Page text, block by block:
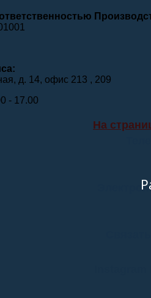
д. 14, офис 213 , 209
- 17.00
На